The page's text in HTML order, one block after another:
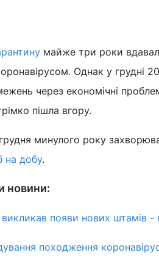
майже три роки
Однак у грудні
через економічні
пішла вгору.
минулого року
на добу.
новини:
появи нових штамів -
походження